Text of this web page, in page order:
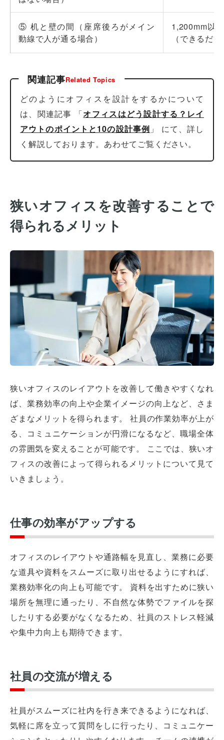
⑤ 机と壁の間（座席後ろがメイン
動線で人が通る場合）
1,200mm以上
（できるだ
関連記事Related Topics
どのようにオフィスを設計をするかについて
は、関連記事 「オフィスはどう設計する？レイ
アウトのポイントと10の設計事例 」 にて、詳し
く解説しております。あわせてご覧ください。
狭いオフィスを改善することで
得られるメリット
狭いオフィスのレイアウトを改善して働きやすくなれ
ば、業務効率の向上や企業イメージの向上など、さま
ざまなメリットを得られます。 社員の作業効率が上が
る、コミュニケーションが円滑になるなど、職場全体
の雰囲気を変えることが可能です。 ここでは、狭いオ
フィスの改善によって得られるメリットについて見て
いきましょう。
仕事の効率がアップする
オフィスのレイアウトや通路幅を見直し、業務に必要
な道具や資料をスムーズに取り出せるようにすれば、
業務効率化の向上も可能です。 資料を出すために狭い
場所を無理に通ったり、不自然な体勢でファイルを探
したりする必要がなくなるため、社員のストレス軽減
や集中力向上も期待できます。
社員の交流が増える
社員がスムーズに社内を行き来できるようになれば、
気軽に席を立って質問をしに行ったり、コミュニケー